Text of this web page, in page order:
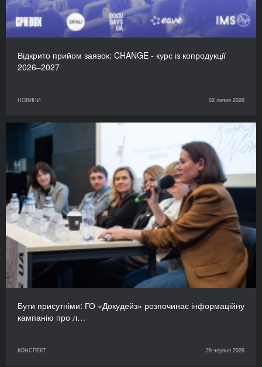
Відкрито прийом заявок: CHANGE - курс із копродукції
2026–2027
НОВИНИ 02 липня 2026
Бути присутніми: ГО «Докудейз» розпочинає інформаційну
кампанію про л…
КОНСПЕКТ 29 червня 2026